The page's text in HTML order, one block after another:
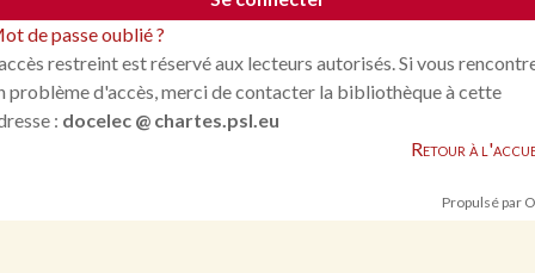
de passe oublié ?
restreint est réservé aux lecteurs autorisés. Si vous
problème d'accès, merci de contacter la bibliothèque à cette
: docelec @ chartes.psl.eu
Retour à
Propulsé par